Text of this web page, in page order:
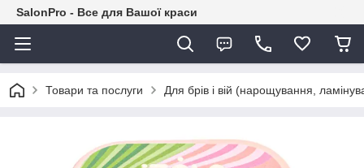
SalonPro - Все для Вашої краси
Товари та послуги Для брів і вій (нарощування,